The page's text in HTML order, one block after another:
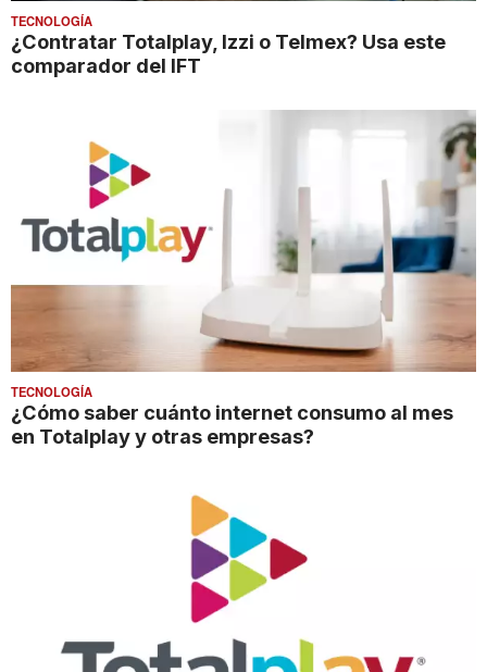
TECNOLOGÍA
¿Contratar Totalplay, Izzi o Telmex? Usa este
comparador del IFT
TECNOLOGÍA
¿Cómo saber cuánto internet consumo al mes
en Totalplay y otras empresas?